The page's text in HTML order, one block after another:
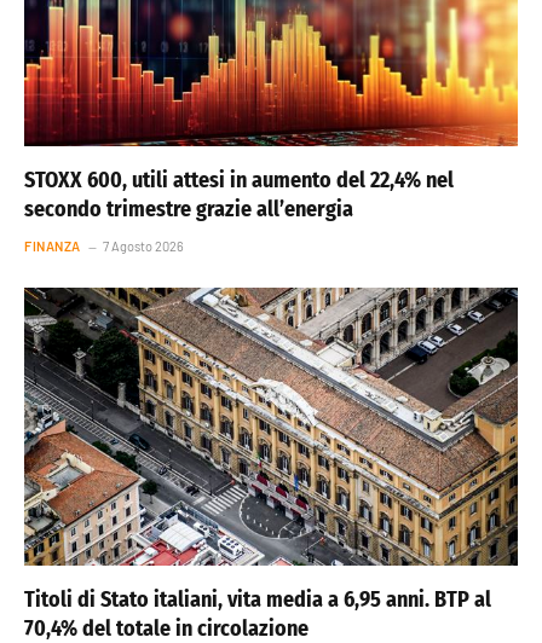
STOXX 600, utili attesi in aumento del 22,4% nel
secondo trimestre grazie all’energia
FINANZA 7 Agosto 2026
Titoli di Stato italiani, vita media a 6,95 anni. BTP al
70,4% del totale in circolazione